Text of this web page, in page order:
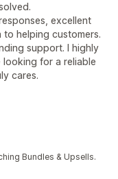
excellent
helping customers.
support. I highly
looking for a reliable
cares.
Bundles & Upsells.